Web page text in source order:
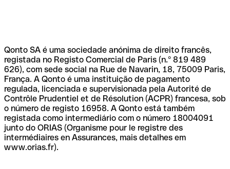
Qonto SA é uma sociedade anónima de direito francês,
registada no Registo Comercial de Paris (n.º 819 489
626), com sede social na Rue de Navarin, 18, 75009 Paris,
França. A Qonto é uma instituição de pagamento
regulada, licenciada e supervisionada pela Autorité de
Contrôle Prudentiel et de Résolution (ACPR) francesa, sob
o número de registo 16958. A Qonto está também
registada como intermediário com o número 18004091
junto do ORIAS (Organisme pour le registre des
intermédiaires en Assurances, mais detalhes em
www.orias.fr).